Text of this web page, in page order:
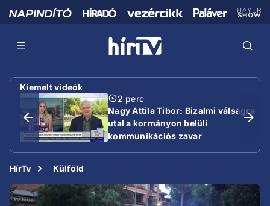
Kiemelt videók
2 perc
Nagy Attila Tibor: Bizalmi válságra
utal a kormányon belüli
kommunikációs zavar
HírTv Külföld